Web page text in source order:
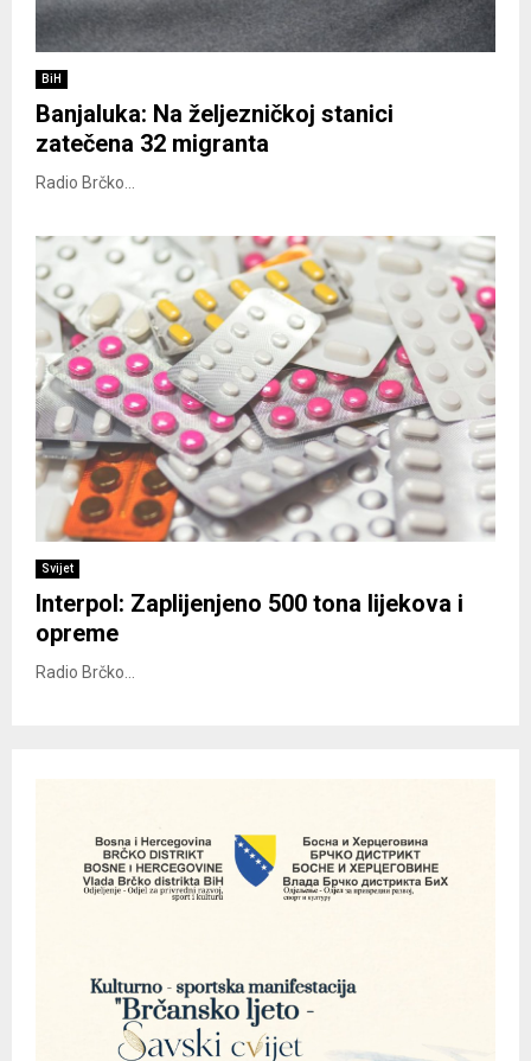
BiH
Banjaluka: Na željezničkoj stanici
zatečena 32 migranta
Radio Brčko...
Svijet
Interpol: Zaplijenjeno 500 tona lijekova i
opreme
Radio Brčko...